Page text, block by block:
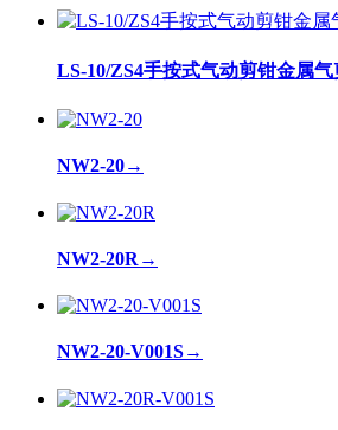
LS-10/ZS4手按式气动剪钳金属
NW2-20→
NW2-20R →
NW2-20-V001S→